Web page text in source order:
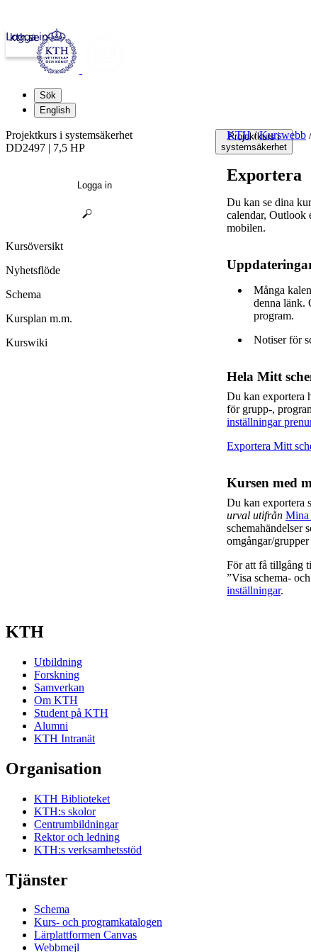
kth.se
Logga in
Sök
English
Projektkurs i
systemsäkerhet
KTH / Kurswebb /
Exportera
Du kan se dina
calendar, Outlook
mobilen.
Många
denna länk.
program.
Notiser för
Hela Mitt
Du kan exportera
för grupp-,
inställningar
Exportera Mitt
Kursen med
Du kan exportera
urval utifrån Mina
schemahändelser
omgångar/
För att få tillgång
”Visa schema-
inställningar.
Projektkurs i systemsäkerhet
DD2497 | 7,5 HP
Logga in
Kursöversikt
Nyhetsflöde
Schema
Kursplan m.m.
Kurswiki
KTH
Utbildning
Forskning
Samverkan
Om KTH
Student på KTH
Alumni
KTH Intranät
Organisation
KTH Biblioteket
KTH:s skolor
Centrumbildningar
Rektor och ledning
KTH:s verksamhetsstöd
Tjänster
Schema
Kurs- och programkatalogen
Lärplattformen Canvas
Webbmejl